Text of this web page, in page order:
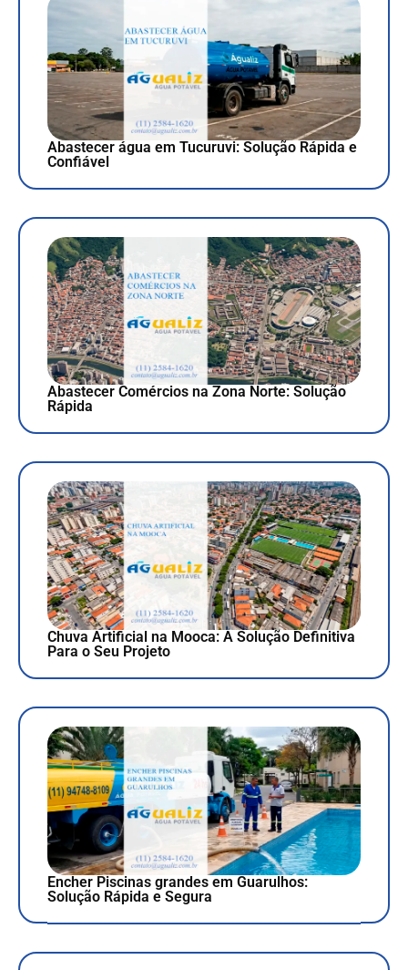
Abastecer água em Tucuruvi: Solução Rápida e
Confiável
Abastecer Comércios na Zona Norte: Solução
Rápida
Chuva Artificial na Mooca: A Solução Definitiva
Para o Seu Projeto
Encher Piscinas grandes em Guarulhos:
Solução Rápida e Segura